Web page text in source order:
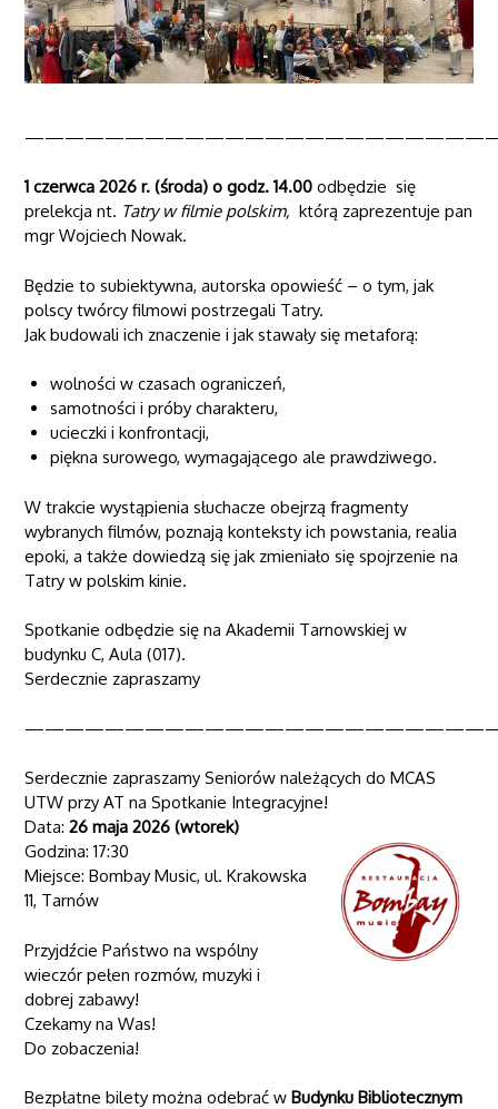
1 czerwca 2026 r. (środa) o godz. 14.00 odbędzie się
prelekcja nt. Tatry w filmie polskim,którą zaprezentuje pan
mgr Wojciech Nowak.
Będzie to subiektywna, autorska opowieść – o tym, jak
polscy twórcy filmowi postrzegali Tatry.
Jak budowali ich znaczenie i jak stawały się metaforą:
wolności w czasach ograniczeń,
samotności i próby charakteru,
ucieczki i konfrontacji,
piękna surowego, wymagającego ale prawdziwego.
W trakcie wystąpienia słuchacze obejrzą fragmenty
wybranych filmów, poznają konteksty ich powstania, realia
epoki, a także dowiedzą się jak zmieniało się spojrzenie na
Tatry w polskim kinie.
Spotkanie odbędzie się na Akademii Tarnowskiej w
budynku C, Aula (017).
Serdecznie zapraszamy
Serdecznie zapraszamy Seniorów należących do MCAS
UTW przy AT na Spotkanie Integracyjne!
Data: 26 maja 2026 (wtorek)
Godzina: 17:30
Miejsce: Bombay Music, ul. Krakowska
11, Tarnów
Przyjdźcie Państwo na wspólny
wieczór pełen rozmów, muzyki i
dobrej zabawy!
Czekamy na Was!
Do zobaczenia!
Bezpłatne bilety można odebrać wBudynku Bibliotecznym